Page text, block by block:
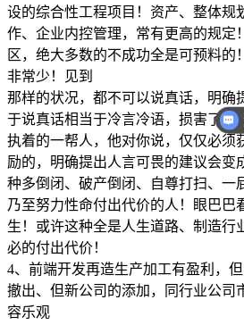
设的综合性工程项目！资产、整体规
作、企业内控管理，常有更高的规定
区，绝大多数的不成功全是可预料的
非常少！见到
那样的状况，都不可以说真话，明确
于说真话相当于冷言冷语，损害了热
执着的一帮人，他对你说，仅仅必须
励的，明确提出人言可畏的建议会变
种多倒闭、破产倒闭、自尊打扫、一
乃至努力性命付出代价的人！眼巴巴
生！或许这种全是人生道路、制造行
必的付出代价！
4、前端开发再造生产加工有盈利，
撤出、但新公司的添加，同行业公司
容乐观